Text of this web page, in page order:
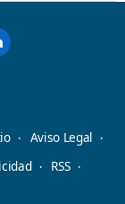
Aviso Legal
RSS